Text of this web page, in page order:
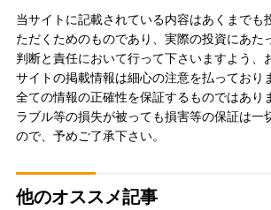
当サイトに記載されている内容はあくまでも
ただくためのものであり、実際の投資にあた
判断と責任において行って下さいますよう、
サイトの掲載情報は細心の注意を払っており
全ての情報の正確性を保証するものではあり
ラブル等の損失が被っても損害等の保証は一
ので、予めご了承下さい。
他のオススメ記事